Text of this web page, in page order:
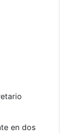
en dos